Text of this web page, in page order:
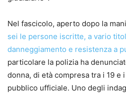
Nel fascicolo, aperto dopo la
sei le persone iscritte, a vario
danneggiamento e resistenza a
particolare la polizia ha
donna, di età compresa tra i 19 e
pubblico ufficiale. Uno degli